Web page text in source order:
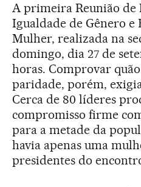
A primeira Reunião de
Igualdade de Gênero
Mulher, realizada na
domingo, dia 27 de
horas. Comprovar
paridade, porém,
Cerca de 80 líderes
compromisso firme
para a metade da
havia apenas uma
presidentes do